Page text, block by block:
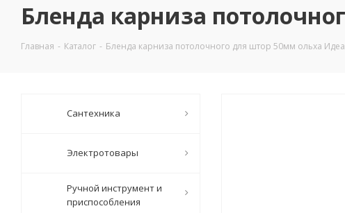
Бленда карниза
Главная - Каталог - Бленда карниза потолочного для штор 50мм ольха
Сантехника
Электротовары
Ручной инструмент и
приспособления